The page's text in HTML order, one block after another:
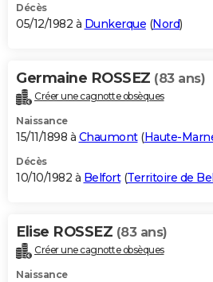
Décès
05/12/1982 à Dunkerque (Nord)
Germaine ROSSEZ (83 ans)
Créer une cagnotte obsèques
Naissance
15/11/1898 à Chaumont(Haute-
Décès
10/10/1982 à Belfort(Territoire de
Elise ROSSEZ (83 ans)
Créer une cagnotte obsèques
Naissance